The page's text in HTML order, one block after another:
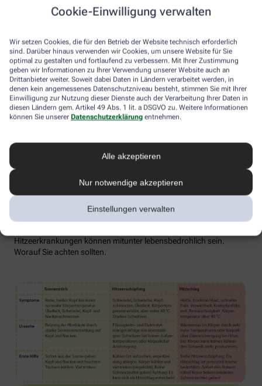
Cookie-Einwilligung verwalten
Wir setzen Cookies, die für den Betrieb der Website technisch erforderlich
sind. Darüber hinaus verwenden wir Cookies, um unsere Website für Sie
optimal zu gestalten und fortlaufend zu verbessern. Mit Ihrer Zustimmung
geben wir Informationen zu Ihrer Verwendung unserer Website auch an
Drittanbieter weiter. Soweit dabei Daten in Ländern verarbeitet werden, in
denen kein angemessenes Datenschutzniveau besteht, stimmen Sie mit Ihrer
Einwilligung zur Nutzung dieser Dienste auch der Verarbeitung Ihrer Daten in
diesen Ländern gem. Artikel 49 Abs. 1 lit. a DSGVO zu. Weitere Informationen
können Sie unserer Datenschutzerklärung entnehmen.
Alle akzeptieren
Nur notwendige akzeptieren
Einstellungen verwalten
Flüssigkeitsverlust durch Schwitzen auszugleichen. Der ist im
Sommer nämlich oft doppelt so hoch wie bei moderaten
Konzentrationsprobleme meist die Folge.
Weniger bekannt ist, dass ein Flüssigkeitsmangel auch anderen
Organen zusetzt. So kann Hitzestress auch ernsthaft die Nieren
schädigen – und zwar nachhaltig und auch bei gesunden
Menschen. Als Faustregel gilt: Zwei bis drei Liter täglich sollten es
sein. Die besten Durstlöscher: Mineralwasser, ungesüßte Kräuter-
und Früchtetees oder verdünnte Säfte. Auch wasserreiches Obst
Sonnenstich, Hitzeerschöpfung und
Hitzschlag: Was ist das eigentlich?
Hitzeerkrankungen können mitunter lebensbedrohlich sein.
Worauf Sie achten sollten.